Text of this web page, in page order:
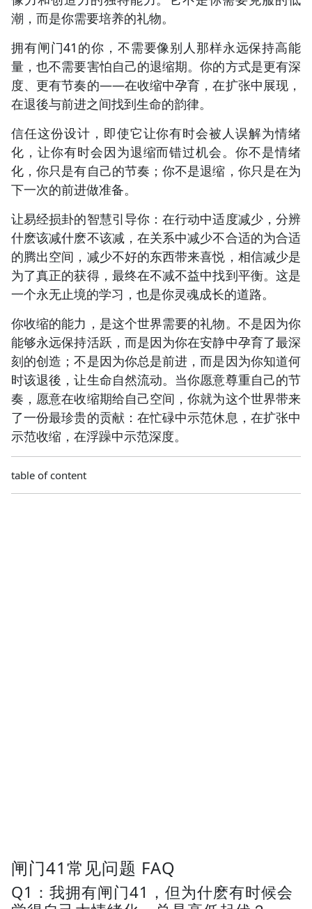
潮，而是你需要培养的礼物。
拥有闸门41的你，不需要像别人那样永远保持高能
量，也不需要害怕自己的退缩期。你的方式是更有深
度、更有节奏的——在收缩中孕育，在扩张中展现，
在退後与前进之间找到生命的韵律。
信任这份设计，即使它让你有时会被人误解为情绪
化，让你有时会因为退缩而错过机会。你不是情绪
化，你只是有自己的节奏；你不是退缩，你只是在为
下一次的前进做准备。
让易经损卦的智慧引导你：在行动中适度减少，分辨
什麽该减什麽不该减，在关系中减少不合适的为合适
的腾出空间，减少不好的东西带来喜悦，相信减少是
为了真正的获得，最终在不减不益中找到平衡。这是
一个永无止境的学习，也是你灵魂成长的道路。
你收缩的能力，是这个世界需要的礼物。不是因为你
能够永远保持活跃，而是因为你在安静中孕育了最深
刻的创造；不是因为你总是前进，而是因为你知道何
时该退後，让生命自然流动。当你愿意尊重自己的节
奏，愿意在收缩期给自己空间，你就为这个世界带来
了一份最珍贵的贡献：在忙碌中示范休息，在扩张中
示范收缩，在浮躁中示范深度。
table of content
闸门41常见问题 FAQ
Q1：我拥有闸门41，但为什麽有时候会